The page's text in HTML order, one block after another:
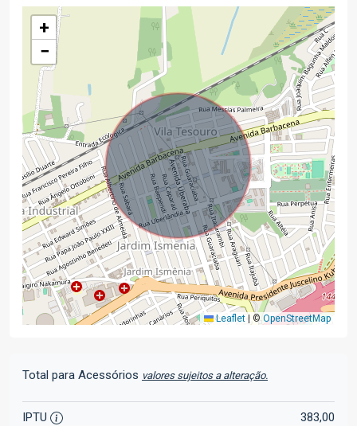
+
−
Leaflet | © OpenStreetMap
Total para Acessórios valores sujeitos a alteração.
IPTU
383,00